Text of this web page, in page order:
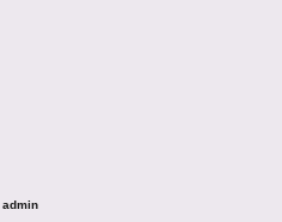
admin